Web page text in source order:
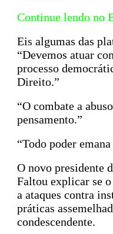
Continue lendo no
Eis algumas das
“Devemos atuar
processo
Direito.”
“O combate a
pensamento.”
“Todo poder
O novo presidente
Faltou explicar se
a ataques contra
práticas
condescendente.